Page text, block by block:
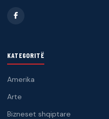
KATEGORITË
Amerika
Arte
Bizneset shqiptare